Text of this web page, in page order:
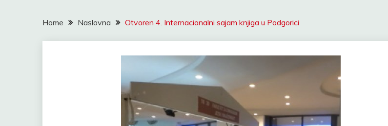
Home Naslovna Otvoren 4. Internacionalni sajam knjiga u Podgorici